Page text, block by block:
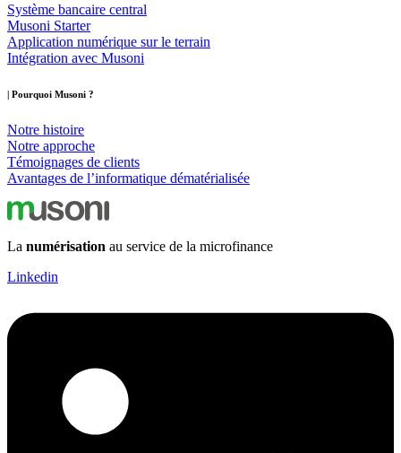
Système bancaire central
Musoni Starter
Application numérique sur le terrain
Intégration avec Musoni
| Pourquoi Musoni ?
Notre histoire
Notre approche
Témoignages de clients
Avantages de l’informatique dématérialisée
La numérisation au service de la microfinance
Linkedin